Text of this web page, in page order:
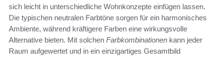
sich leicht in unterschiedliche Wohnkonzepte einfügen lassen.
Die typischen neutralen Farbtöne sorgen für ein harmonisches
Ambiente, während kräftigere Farben eine wirkungsvolle
Alternative bieten. Mit solchen Farbkombinationen kann jeder
Raum aufgewertet und in ein einzigartiges Gesamtbild